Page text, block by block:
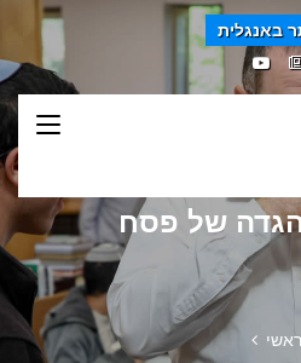
באנגלית
של פסח
ראשי